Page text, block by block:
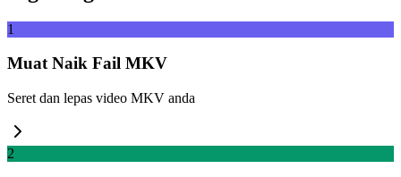
1
Muat Naik Fail MKV
Seret dan lepas video MKV anda
2